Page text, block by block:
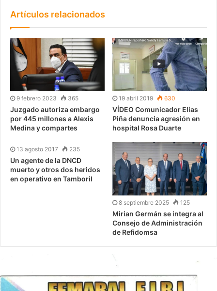
Artículos relacionados
9 febrero 2023 365
Juzgado autoriza embargo
por 445 millones a Alexis
Medina y compartes
19 abril 2019 630
VÍDEO Comunicador Elías
Piña denuncia agresión en
hospital Rosa Duarte
13 agosto 2017 235
Un agente de la DNCD
muerto y otros dos heridos
en operativo en Tamboril
8 septiembre 2025 125
Mirian Germán se integra al
Consejo de Administración
de Refidomsa